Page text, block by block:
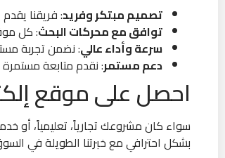
تصميم مبتكر وفريد: فريقنا
توافق مع محركات البحث: كل
سرعة وأداء عالي: نضمن تجربة
دعم مستمر: نقدم متابعة
احصل على موقع
سواء كان مشروعك تجارياً، تعليمياً، أو
بشكل احترافي مع خبرتنا الطويلة في